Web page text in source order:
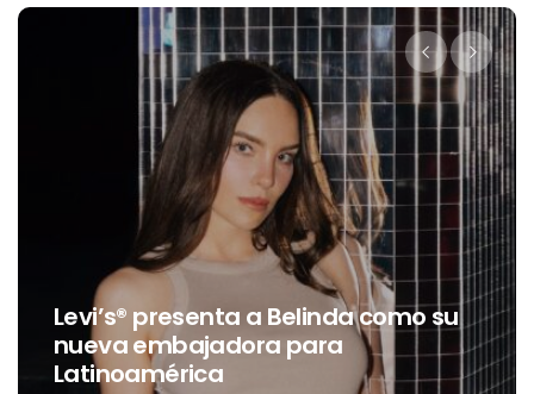
Levi’s® presenta a Belinda como su
nueva embajadora para
Latinoamérica